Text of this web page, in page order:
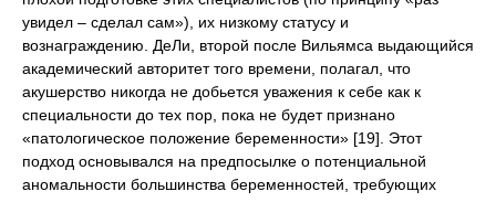
увидел – сделал сам»), их низкому статусу и
вознаграждению. ДеЛи, второй после Вильямса выдающийся
академический авторитет того времени, полагал, что
акушерство никогда не добьется уважения к себе как к
специальности до тех пор, пока не будет признано
«патологическое положение беременности» [19]. Этот
подход основывался на предпосылке о потенциальной
аномальности большинства беременностей, требующих